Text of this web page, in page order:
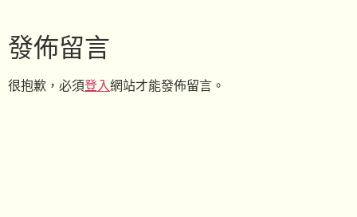
發佈留言
很抱歉，必須登入網站才能發佈留言。